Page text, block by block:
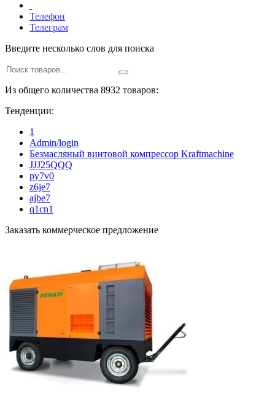
Телефон
Телеграм
Введите несколько слов для поиска
Из общего количества 8932 товаров:
Тенденции:
1
Admin/login
Безмасляный винтовой компрессор Kraftmaсhine
JJJ25QQQ
py7v0
z6je7
ajbe7
q1cn1
Заказать коммерческое предложение